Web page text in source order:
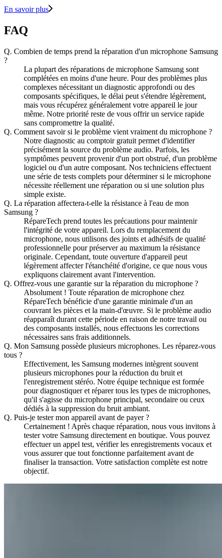
En savoir plus
FAQ
Q. Combien de temps prend la réparation d'un microphone Samsung
?
La plupart des réparations de microphone Samsung sont
complétées en moins d'une heure. Pour des problèmes plus
complexes nécessitant un diagnostic approfondi ou des
composants spécifiques, le délai peut s'étendre légèrement,
mais vous récupérez généralement votre appareil le jour
même. Notre priorité reste de vous offrir un service rapide
sans compromettre la qualité.
Q. Comment savoir si le problème vient vraiment du microphone ?
Notre diagnostic au comptoir gratuit permet d'identifier
précisément la source du problème audio. Parfois, les
symptômes peuvent provenir d'un port obstrué, d'un problème
logiciel ou d'un autre composant. Nos techniciens effectuent
une série de tests complets pour déterminer si le microphone
nécessite réellement une réparation ou si une solution plus
simple existe.
Q. La réparation affectera-t-elle la résistance à l'eau de mon
Samsung ?
RépareTech prend toutes les précautions pour maintenir
l'intégrité de votre appareil. Lors du remplacement du
microphone, nous utilisons des joints et adhésifs de qualité
professionnelle pour préserver au maximum la résistance
originale. Cependant, toute ouverture d'appareil peut
légèrement affecter l'étanchéité d'origine, ce que nous vous
expliquons clairement avant l'intervention.
Q. Offrez-vous une garantie sur la réparation du microphone ?
Absolument ! Toute réparation de microphone chez
RépareTech bénéficie d'une garantie minimale d'un an
couvrant les pièces et la main-d'œuvre. Si le problème audio
réapparaît durant cette période en raison de notre travail ou
des composants installés, nous effectuons les corrections
nécessaires sans frais additionnels.
Q. Mon Samsung possède plusieurs microphones. Les réparez-vous
tous ?
Effectivement, les Samsung modernes intègrent souvent
plusieurs microphones pour la réduction du bruit et
l'enregistrement stéréo. Notre équipe technique est formée
pour diagnostiquer et réparer tous les types de microphones,
qu'il s'agisse du microphone principal, secondaire ou ceux
dédiés à la suppression du bruit ambiant.
Q. Puis-je tester mon appareil avant de payer ?
Certainement ! Après chaque réparation, nous vous invitons à
tester votre Samsung directement en boutique. Vous pouvez
effectuer un appel test, vérifier les enregistrements vocaux et
vous assurer que tout fonctionne parfaitement avant de
finaliser la transaction. Votre satisfaction complète est notre
objectif.